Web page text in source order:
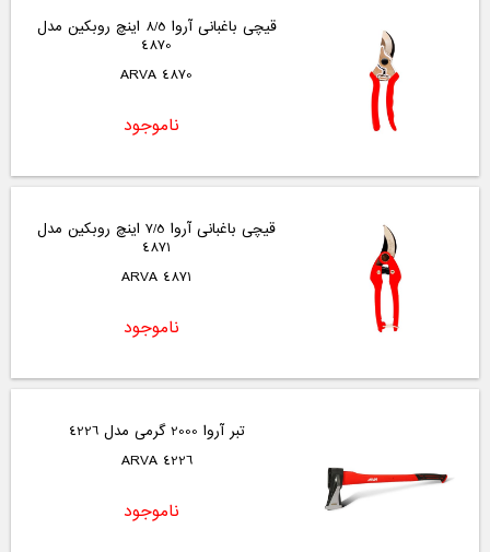
قیچی باغبانی آروا 8/5 اینچ روبکین مدل
4870
4870 ARVA
ناموجود
قیچی باغبانی آروا 7/5 اینچ روبکین مدل
4871
4871 ARVA
ناموجود
تبر آروا 2000 گرمی مدل 4226
4226 ARVA
ناموجود